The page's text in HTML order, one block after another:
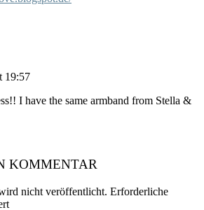
19:57
I have the same armband from Stella &
KOMMENTAR
nicht veröffentlicht. Erforderliche